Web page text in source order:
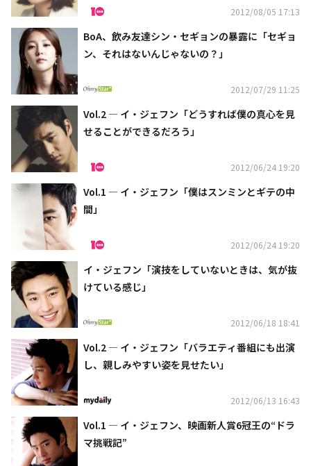
2012/08/05 17:13
BoA、飲み友達シン・セギョンの暴露に「セギョ
ン、それはないんじゃないの？」
2012/07/29 11:25
Vol.2 ― イ・ジェフン「どうすれば僕の真心を見
せることができるだろう」
2012/06/24 19:20
Vol.1 ― イ・ジェフン「僕はスンミンとギテの中
間」
2012/06/24 19:20
イ・ジェフン「演技をしていないときは、気が抜
けている感じ」
2012/06/18 18:41
Vol.2 ― イ・ジェフン「バラエティ番組にも出演
し、親しみやすい姿を見せたい」
2012/06/13 16:43
Vol.1 ― イ・ジェフン、映画新人賞6冠王の“ドラ
マ挑戦記”